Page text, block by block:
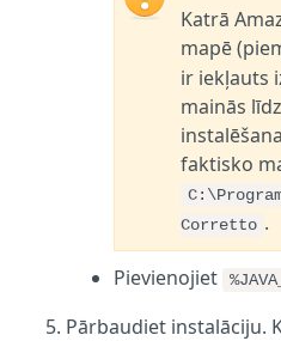
Katrā
mapē
ir iekļauts
mainās
faktisko
Corretto .
Pievienojiet
Pārbaudiet instalāciju.